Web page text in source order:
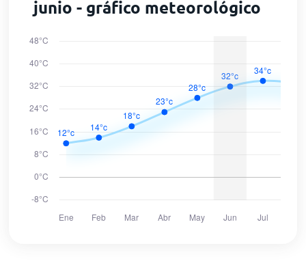
junio - gráfico meteorológico